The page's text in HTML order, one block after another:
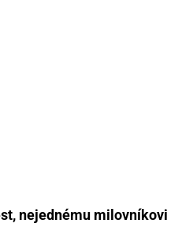
nejednému milovníkovi